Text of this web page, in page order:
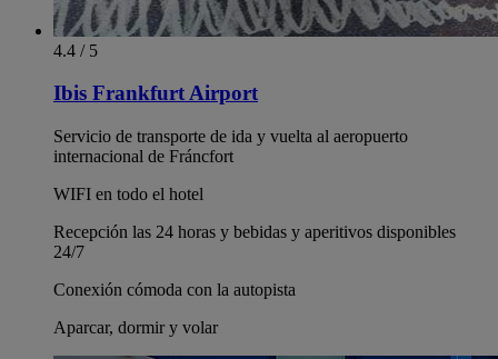
4.4 / 5
Ibis Frankfurt Airport
Servicio de transporte de ida y vuelta al aeropuerto
internacional de Fráncfort
WIFI en todo el hotel
Recepción las 24 horas y bebidas y aperitivos disponibles
24/7
Conexión cómoda con la autopista
Aparcar, dormir y volar